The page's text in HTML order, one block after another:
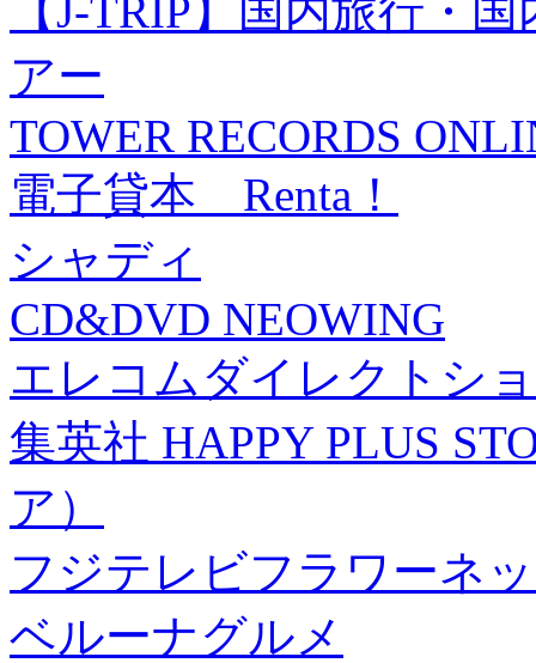
【J-TRIP】国内旅行・
アー
TOWER RECORDS
電子貸本 Renta！
シャディ
CD&DVD NEOWING
エレコムダイレクトシ
集英社 HAPPY PLUS
ア）
フジテレビフラワーネ
ベルーナグルメ